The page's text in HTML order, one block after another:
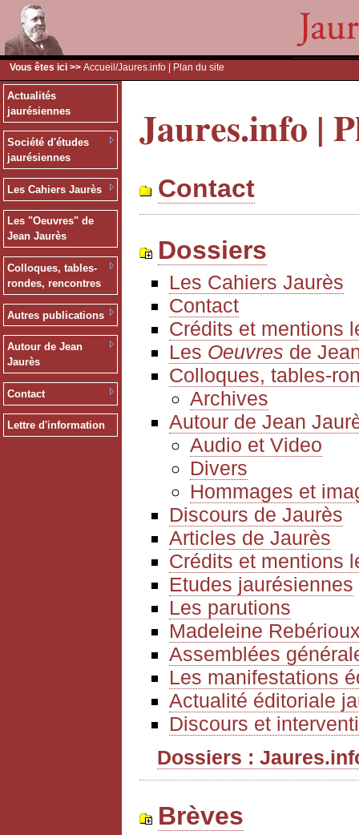
Vous êtes ici >> Accueil /Jaures.info | Plan du site
Actualités
jaurésiennes
Société d'études
jaurésiennes
Les Cahiers Jaurès
Les "Oeuvres" de
Jean Jaurès
Colloques, tables-
rondes, rencontres
Autres publications
Autour de Jean
Jaurès
Contact
Lettre d'information
Jaures.info |
Contact
Dossiers
Les Cahiers Jaurès
Contact
Crédits et mentions
Les Oeuvres de
Colloques, tables-
Archives
Autour de Jean
Audio et Video
Divers
Hommages et
Discours de Jaurès
Articles de Jaurès
Crédits et mentions
Etudes jaurésiennes
Les parutions
Madeleine
Assemblées
Les manifestations
Actualité éditoriale
Discours et
Dossiers :
Brèves